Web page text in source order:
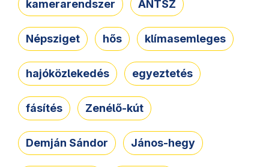
kamerarendszer ANTSZ
Népsziget hős klímasemleges
hajóközlekedés egyeztetés
fásítés Zenélő-kút
Demján Sándor János-hegy